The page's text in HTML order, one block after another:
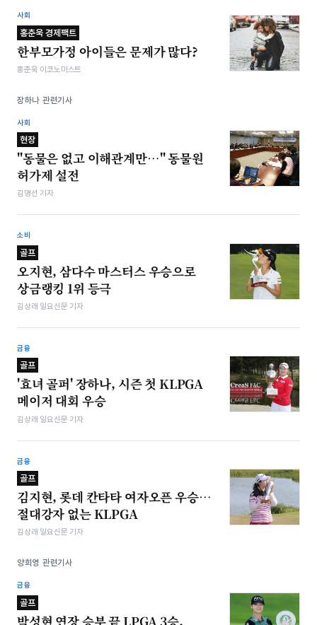
사회
홍춘욱 경제팩트
한부모가정 아이들은 문제가 많다?
홍춘욱 이코노미스트
장하나 관련기사
사회
현장
"동물은 없고 이해관계만…" 동물원
허가제 설전
김명선 기자
소비
골프
오지현, 삼다수 마스터스 우승으로
상금랭킹 1위 등극
김상래 일요신문 기자
금융
골프
'효녀 골퍼' 장하나, 시즌 첫 KLPGA
메이저 대회 우승
김상래 일요신문 기자
금융
골프
김지현, 롯데 칸타타 여자오픈 우승…
절대강자 없는 KLPGA
김상래 일요신문 기자
양희영 관련기사
금융
골프
박성현 연장 승부 끝 LPGA 3승,